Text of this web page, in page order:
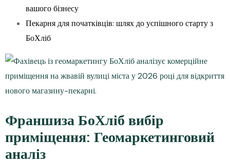
вашого бізнесу
Пекарня для початківців: шлях до успішного старту з
БоХліб
Франшиза БоХліб вибір
приміщення: Геомаркетинговий
аналіз